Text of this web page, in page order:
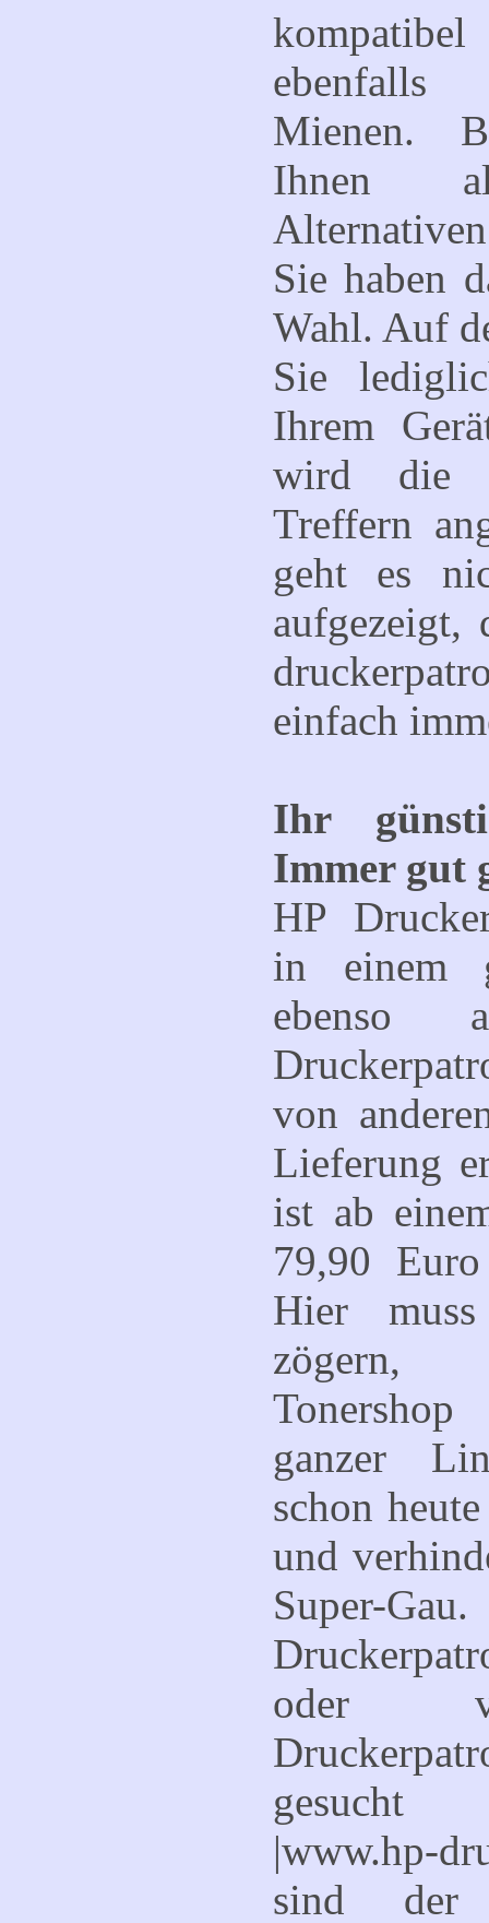
ebenfalls
Mienen.
Ihnen
Sie haben
Wahl. Auf
Sie
Ihrem
wird die
Treffern
geht es
aufgezeigt,
einfach
Ihr
Immer gut
HP
in einem
ebenso
von
Lieferung
ist ab
79,90
Hier
zögern,
ganzer
schon
und
Super-
oder
|www.hp-
sind der